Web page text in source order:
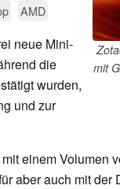
mit
AMD
neue Mini-
die
wurden,
und zur
einem Volumen
aber auch mit der